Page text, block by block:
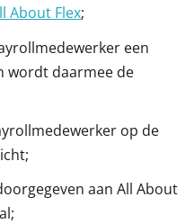
About Flex;
een
wordt daarmee de
op de
aan All About